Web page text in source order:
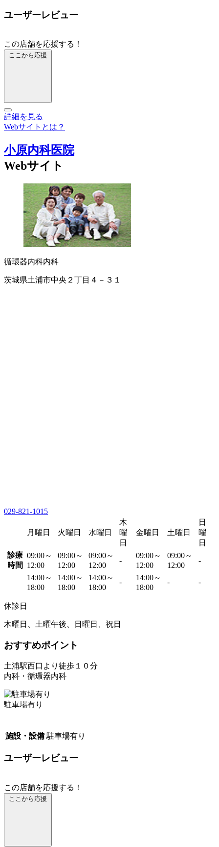
ユーザーレビュー
この店舗を応援する！
ここから応援
詳細を見る
Webサイトとは？
小原内科医院
Webサイト
循環器内科内科
茨城県土浦市中央２丁目４－３１
029-821-1015
月曜日 火曜日 水曜日
木
曜
日
金曜日 土曜日
日
曜
日
診療
時間
09:00～
12:00
09:00～
12:00
09:00～
12:00
-
09:00～
12:00
09:00～
12:00
-
14:00～
18:00
14:00～
18:00
14:00～
18:00
-
14:00～
18:00
- -
休診日
木曜日、土曜午後、日曜日、祝日
おすすめポイント
土浦駅西口より徒歩１０分
内科・循環器内科
駐車場有り
施設・設備 駐車場有り
ユーザーレビュー
この店舗を応援する！
ここから応援